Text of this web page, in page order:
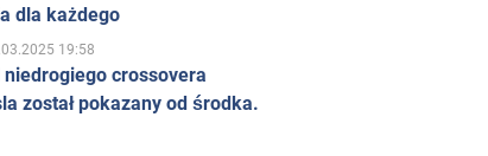
dla każdego
19:58
niedrogiego crossovera
został pokazany od środka.